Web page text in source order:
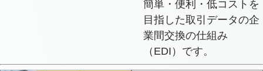
簡単・便利・低コストを
目指した取引データの企
業間交換の仕組み
（EDI）です。